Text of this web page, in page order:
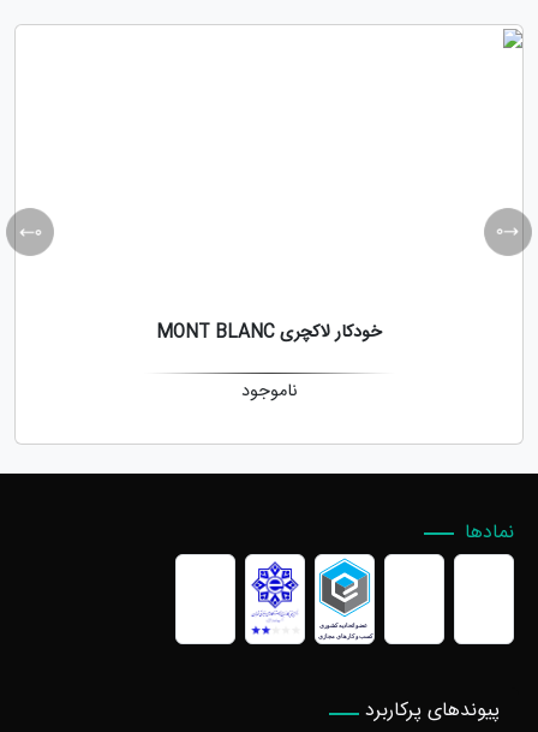
خودکار لاکچری MONT BLANC
ناموجود
پیوندهای پرکاربرد
نمادها